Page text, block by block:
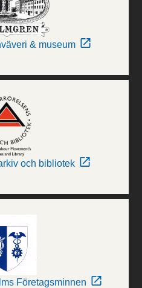
& museum
och bibliotek
Företagsminnen